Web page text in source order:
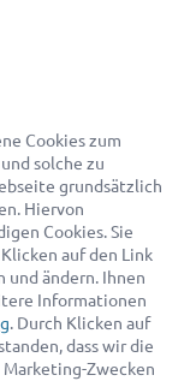
Rechtsanwalt finden
Cookies zum
solche zu
grundsätzlich
Hiervon
Cookies. Sie
auf den Link
und ändern. Ihnen
Informationen
. Durch Klicken auf
dass wir die
Zwecken